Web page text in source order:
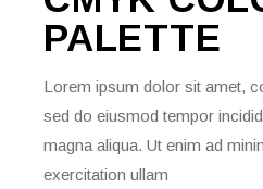
PALETTE
Lorem ipsum dolor sit amet,
sed do eiusmod tempor
magna aliqua. Ut enim ad
exercitation ullam